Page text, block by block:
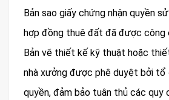
Bản sao giấy chứng nhận quyền
hợp đồng thuê đất đã được công
Bản vẽ thiết kế kỹ thuật hoặc
nhà xưởng được phê duyệt bởi
quyền, đảm bảo tuân thủ các quy